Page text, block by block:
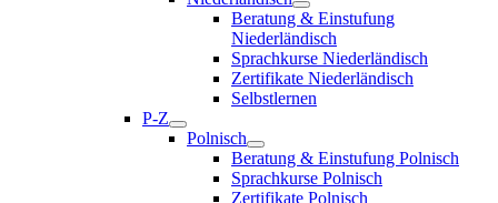
Beratung & Einstufung
Niederländisch
Sprachkurse Niederländisch
Zertifikate Niederländisch
Selbstlernen
P-Z
Polnisch
Beratung & Einstufung Polnisch
Sprachkurse Polnisch
Zertifikate Polnisch